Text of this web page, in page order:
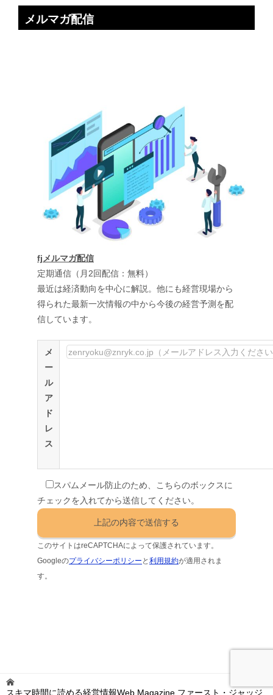
メルマガ配信
fjメルマガ配信
定期通信（月2回配信：無料）
最近は経済動向を中心に解説。他にも経営現場から
得られた最新一次情報の中から今後の経営予測を配
信しています。
メ
ー
ル
ア
ド
レ
ス
スパムメール防止のため、こちらのボックスに
チェックを入れてから送信してください。
このサイトはreCAPTCHAによって保護されています。
Googleのプライバシーポリシー と利用規約が適用されま
す。
スキマ時間に読める経営情報Web Magazine ファースト・ジャッジ